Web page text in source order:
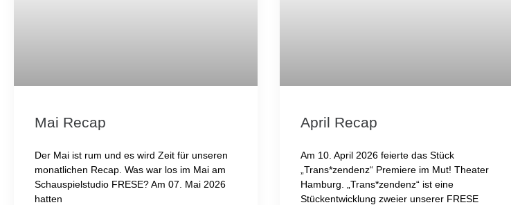
Mai Recap
Der Mai ist rum und es wird Zeit für unseren
monatlichen Recap. Was war los im Mai am
Schauspielstudio FRESE? Am 07. Mai 2026
hatten
April Recap
Am 10. April 2026 feierte das Stück
„Trans*zendenz“ Premiere im Mut! Theater
Hamburg. „Trans*zendenz“ ist eine
Stückentwicklung zweier unserer FRESE